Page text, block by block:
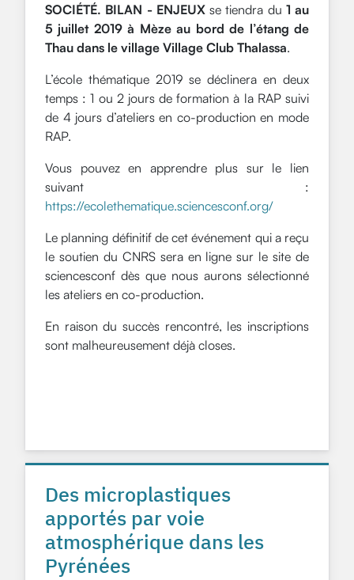
SOCIÉTÉ. BILAN - ENJEUXse tiendra du 1 au
5 juillet 2019 à Mèze au bord de l’étang de
Thau dans le village Village Club Thalassa.
L’école thématique 2019 se déclinera en deux
temps : 1 ou 2 jours de formation à la RAP suivi
de 4 jours d’ateliers en co-production en mode
RAP.
Vous pouvez en apprendre plus sur le lien
suivant :
https://ecolethematique.sciencesconf.org/
Le planning définitif de cet événement qui a reçu
le soutien du CNRS sera en ligne sur le site de
sciencesconf dès que nous aurons sélectionné
les ateliers en co-production.
En raison du succès rencontré, les inscriptions
sont malheureusement déjà closes.
Des microplastiques
apportés par voie
atmosphérique dans les
Pyrénées